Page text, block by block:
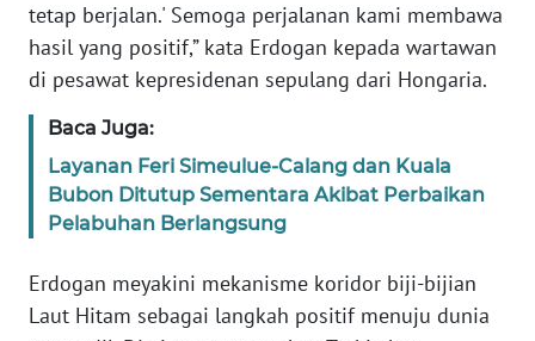
tetap berjalan.' Semoga perjalanan kami membawa
hasil yang positif,” kata Erdogan kepada wartawan
di pesawat kepresidenan sepulang dari Hongaria.
Baca Juga:
Layanan Feri Simeulue-Calang dan Kuala
Bubon Ditutup Sementara Akibat Perbaikan
Pelabuhan Berlangsung
Erdogan meyakini mekanisme koridor biji-bijian
Laut Hitam sebagai langkah positif menuju dunia
PEDOMAN
MEDIA
SIBER
KARIR
DISCLAIMER